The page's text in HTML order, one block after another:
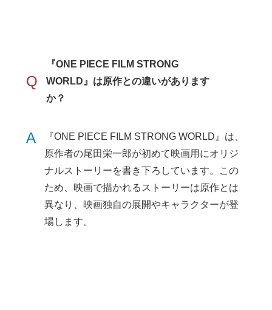
Q
『ONE PIECE FILM STRONG
WORLD』は原作との違いがあります
か？
A
『ONE PIECE FILM STRONG WORLD』は、
原作者の尾田栄一郎が初めて映画用にオリジ
ナルストーリーを書き下ろしています。この
ため、映画で描かれるストーリーは原作とは
異なり、映画独自の展開やキャラクターが登
場します。